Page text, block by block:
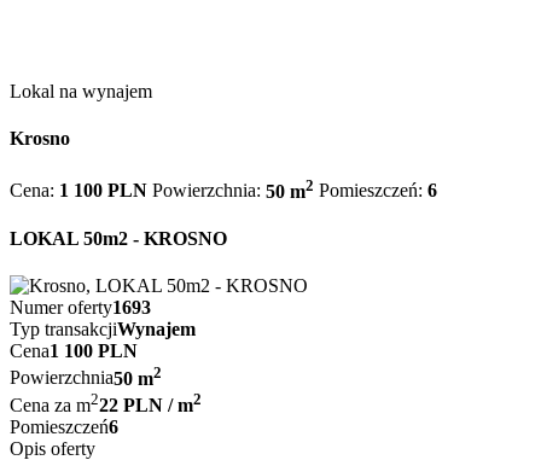
Lokal na wynajem
Krosno
Cena: 1 100 PLN Powierzchnia: 50 m2 Pomieszczeń: 6
LOKAL 50m2 - KROSNO
Numer oferty1693
Typ transakcjiWynajem
Cena1 100 PLN
Powierzchnia50 m2
Cena za m222 PLN / m2
Pomieszczeń6
Opis oferty